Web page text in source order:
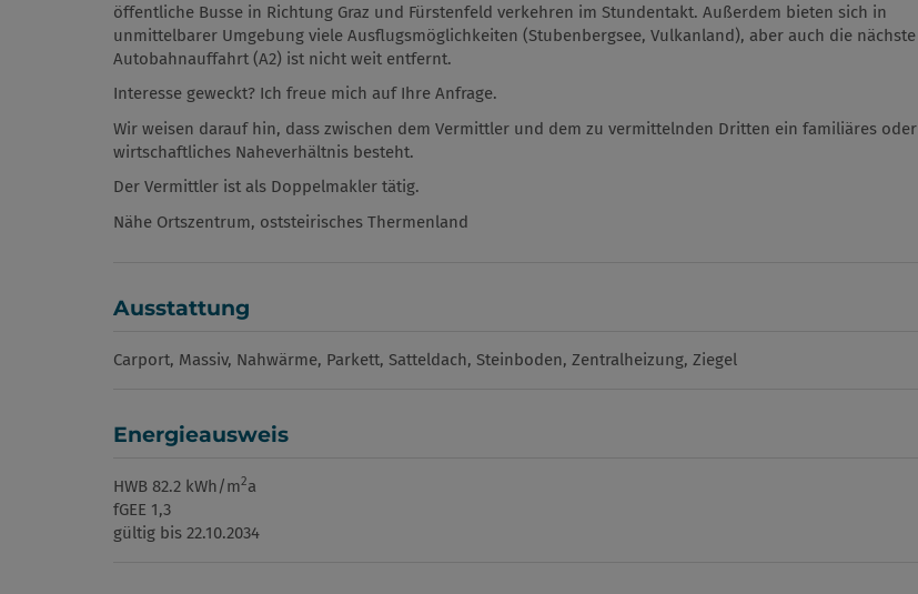
öffentliche Busse in Richtung Graz und Fürstenfeld verkehren im Stundentakt. Außerdem bieten sich in
unmittelbarer Umgebung viele Ausflugsmöglichkeiten (Stubenbergsee, Vulkanland), aber auch die nächste
Autobahnauffahrt (A2) ist nicht weit entfernt.
Interesse geweckt? Ich freue mich auf Ihre Anfrage.
Wir weisen darauf hin, dass zwischen dem Vermittler und dem zu vermittelnden Dritten ein familiäres oder
wirtschaftliches Naheverhältnis besteht.
Der Vermittler ist als Doppelmakler tätig.
Nähe Ortszentrum, oststeirisches Thermenland
Ausstattung
Carport Massiv Nahwärme Parkett Satteldach Steinboden Zentralheizung Ziegel
Energieausweis
HWB 82.2 kWh/m2a
fGEE 1,3
gültig bis 22.10.2034